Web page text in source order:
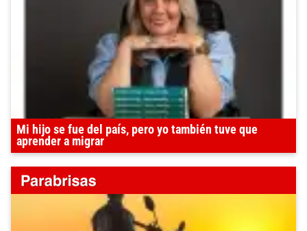
Mi hijo se fue del país, pero yo también tuve que
aprender a migrar